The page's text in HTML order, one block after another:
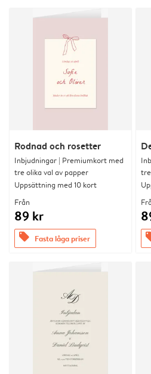
Rodnad och rosetter
Inbjudningar | Premiumkort med
tre olika val av papper
Uppsättning med 10 kort
Från
89 kr
offers Fasta låga priser